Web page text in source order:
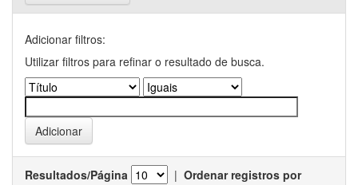
Adicionar filtros:
Utilizar filtros para refinar o resultado de busca.
Resultados/Página | Ordenar registros por